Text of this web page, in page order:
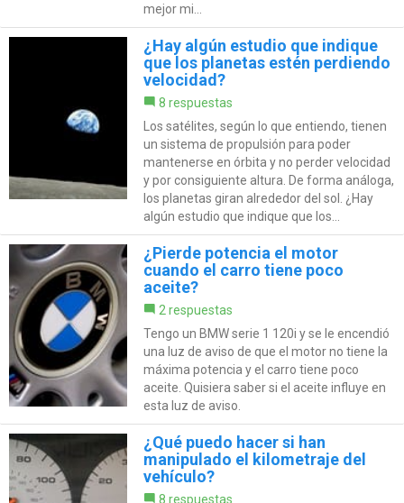
mejor mi...
¿Hay algún estudio que indique
que los planetas estén perdiendo
velocidad?
8 respuestas
Los satélites, según lo que entiendo, tienen
un sistema de propulsión para poder
mantenerse en órbita y no perder velocidad
y por consiguiente altura. De forma análoga,
los planetas giran alrededor del sol. ¿Hay
algún estudio que indique que los...
¿Pierde potencia el motor
cuando el carro tiene poco
aceite?
2 respuestas
Tengo un BMW serie 1 120i y se le encendió
una luz de aviso de que el motor no tiene la
máxima potencia y el carro tiene poco
aceite. Quisiera saber si el aceite influye en
esta luz de aviso.
¿Qué puedo hacer si han
manipulado el kilometraje del
vehículo?
8 respuestas